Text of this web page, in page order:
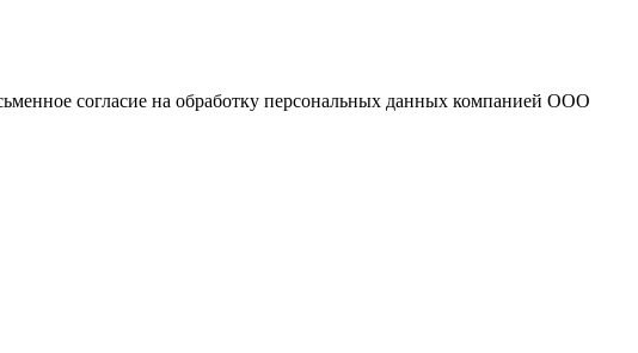
согласие на обработку персональных данных компанией ООО